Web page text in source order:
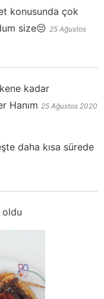
konusunda çok
size😔 25 Ağustos
kadar
Hanım 25 Ağustos 2020
daha kısa sürede